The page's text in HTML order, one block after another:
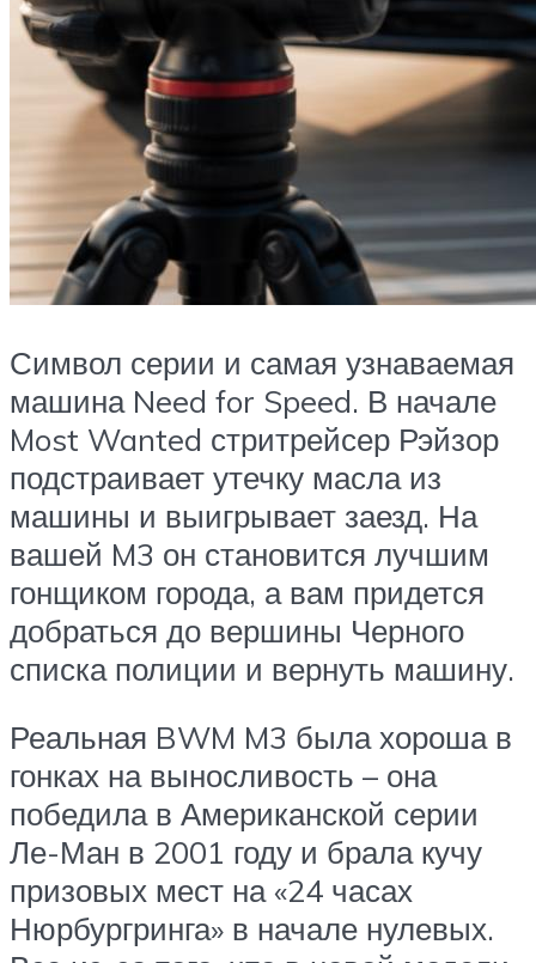
Символ серии и самая узнаваемая
машина Need for Speed. В начале
Most Wanted стритрейсер Рэйзор
подстраивает утечку масла из
машины и выигрывает заезд. На
вашей M3 он становится лучшим
гонщиком города, а вам придется
добраться до вершины Черного
списка полиции и вернуть машину.
Реальная BWM M3 была хороша в
гонках на выносливость – она
победила в Американской серии
Ле-Ман в 2001 году и брала кучу
призовых мест на «24 часах
Нюрбургринга» в начале нулевых.